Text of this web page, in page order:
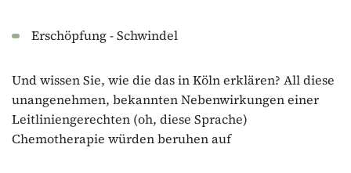
Erschöpfung - Schwindel
Und wissen Sie, wie die das in Köln erklären? All diese
unangenehmen, bekannten Nebenwirkungen einer
Leitliniengerechten (oh, diese Sprache)
Chemotherapie würden beruhen auf